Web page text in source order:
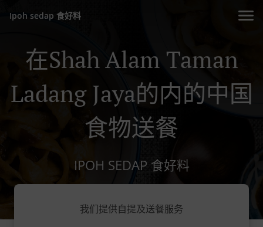
Ipoh sedap 食好料
在Shah Alam Taman
Ladang Jaya的内的中国
食物送餐
IPOH SEDAP 食好料
我们提供自提及送餐服务